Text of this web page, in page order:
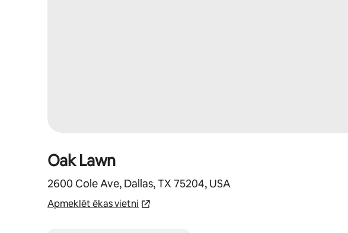
Oak Lawn
2600 Cole Ave, Dallas, TX 75204, USA
Apmeklēt ēkas vietni